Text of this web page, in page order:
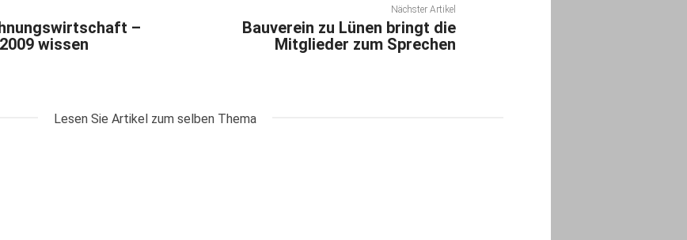
–
wissen
Nächster Artikel
Bauverein zu Lünen bringt die
Mitglieder zum Sprechen
Lesen Sie Artikel zum selben Thema